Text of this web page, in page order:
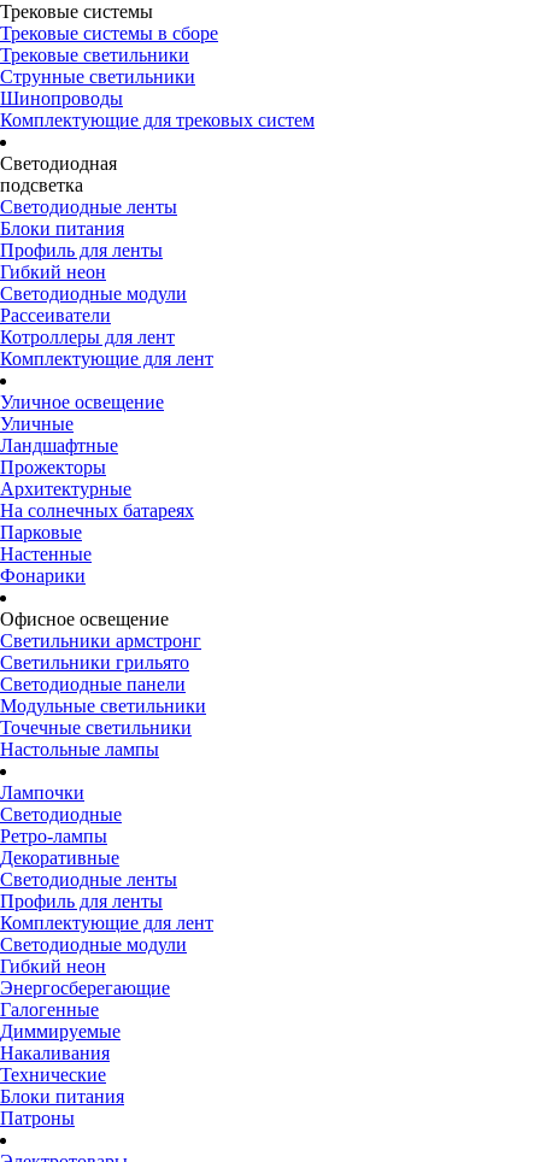
Трековые системы
Трековые системы в сборе
Трековые светильники
Струнные светильники
Шинопроводы
Комплектующие для трековых систем
Светодиодная
подсветка
Светодиодные ленты
Блоки питания
Профиль для ленты
Гибкий неон
Светодиодные модули
Рассеиватели
Котроллеры для лент
Комплектующие для лент
Уличное освещение
Уличные
Ландшафтные
Прожекторы
Архитектурные
На солнечных батареях
Парковые
Настенные
Фонарики
Офисное освещение
Светильники армстронг
Светильники грильято
Светодиодные панели
Модульные светильники
Точечные светильники
Настольные лампы
Лампочки
Светодиодные
Ретро-лампы
Декоративные
Светодиодные ленты
Профиль для ленты
Комплектующие для лент
Светодиодные модули
Гибкий неон
Энергосберегающие
Галогенные
Диммируемые
Накаливания
Технические
Блоки питания
Патроны